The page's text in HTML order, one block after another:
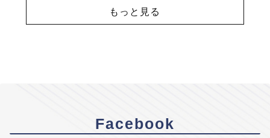
もっと見る
Facebook